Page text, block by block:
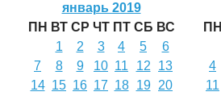
январь 2019
ПН ВТ СР ЧТ ПТ СБ ВС
1
2 3 4 5
6
7
8 9 10 11 12
13
14 15 16 17 18 19
20
ПН
4
11